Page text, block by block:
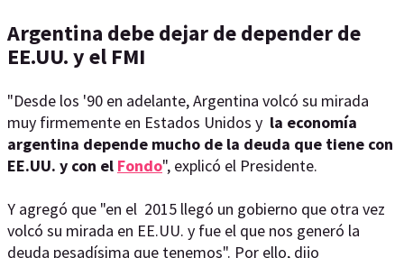
Argentina debe dejar de depender de
EE.UU. y el FMI
"Desde los '90 en adelante, Argentina volcó su mirada
muy firmemente en Estados Unidos y la economía
argentina depende mucho de la deuda que tiene con
EE.UU. y con el Fondo", explicó el Presidente.
Y agregó que "en el 2015 llegó un gobierno que otra vez
volcó su mirada en EE.UU. y fue el que nos generó la
deuda pesadísima que tenemos". Por ello, dijo